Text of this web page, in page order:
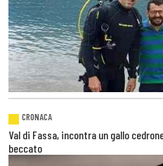
CRONACA
Val di Fassa, incontra un gallo
beccato